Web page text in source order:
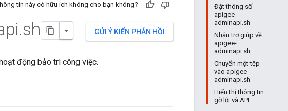
Đặt thông số
apigee-
adminapi.sh
Nhận trợ giúp về
apigee-
adminapi.sh
Chuyển một tệp
vào apigee-
adminapi.sh
Hiển thị thông tin
gỡ lỗi và API
tin này có hữu ích không cho bạn không?
GỬI Ý KIẾN PHẢN HỒI
.sh
động bảo trì công việc.